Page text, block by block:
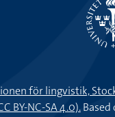
för lingvistik,
BY-NC-SA 4.0).Based